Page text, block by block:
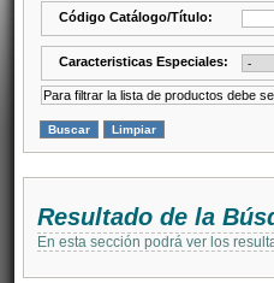
Código Catálogo/Título:
Caracteristicas Especiales:
Para filtrar la lista de productos debe
Resultado de la
En esta sección podrá ver los